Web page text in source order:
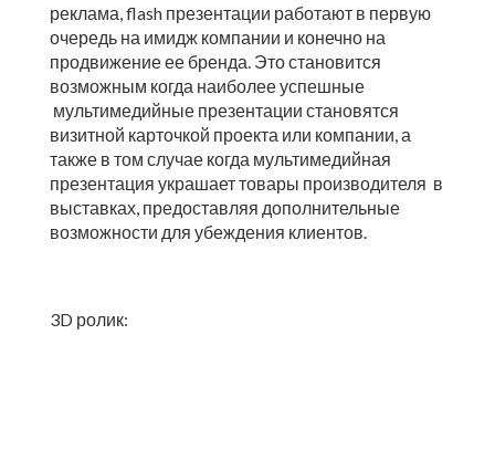
реклама, flash презентации работают в первую
очередь на имидж компании и конечно на
продвижение ее бренда. Это становится
возможным когда наиболее успешные
мультимедийные презентации становятся
визитной карточкой проекта или компании, а
также в том случае когда мультимедийная
презентация украшает товары производителя в
выставках, предоставляя дополнительные
возможности для убеждения клиентов.
3D ролик: